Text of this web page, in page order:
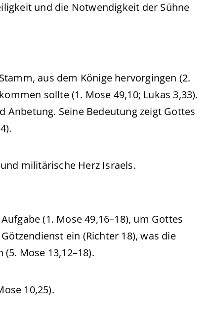
und die Notwendigkeit der Sühne
aus dem Könige hervorgingen (2.
sollte (1. Mose 49,10; Lukas 3,33).
Seine Bedeutung zeigt Gottes
militärische Herz Israels.
(1. Mose 49,16–18), um Gottes
ein (Richter 18), was die
Mose 13,12–18).
10,25).